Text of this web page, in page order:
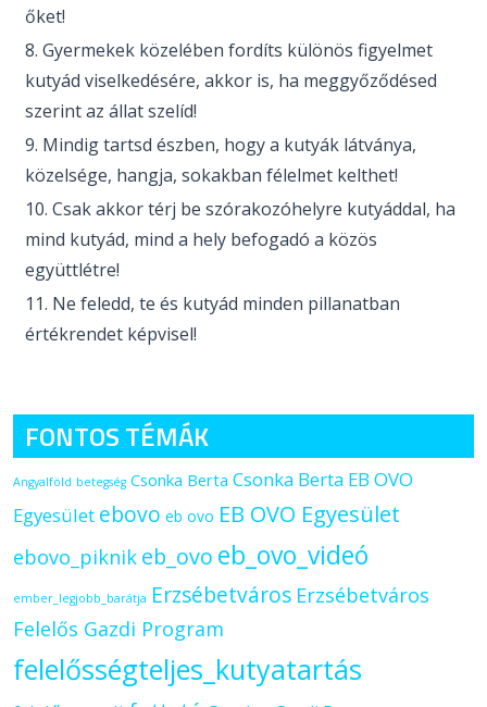
őket!
Gyermekek közelében fordíts különös figyelmet
kutyád viselkedésére, akkor is, ha meggyőződésed
szerint az állat szelíd!
Mindig tartsd észben, hogy a kutyák látványa,
közelsége, hangja, sokakban félelmet kelthet!
Csak akkor térj be szórakozóhelyre kutyáddal, ha
mind kutyád, mind a hely befogadó a közös
együttlétre!
Ne feledd, te és kutyád minden pillanatban
értékrendet képvisel!
FONTOS TÉMÁK
Angyalföld betegség Csonka Berta Csonka Berta EB OVO
Egyesület ebovo eb ovo EB OVO Egyesület
ebovo_piknik eb_ovo eb_ovo_videó
ember_legjobb_barátja Erzsébetváros Erzsébetváros
Felelős Gazdi Program
felelősségteljes_kutyatartás